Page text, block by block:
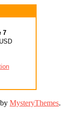
7
MysteryThemes.